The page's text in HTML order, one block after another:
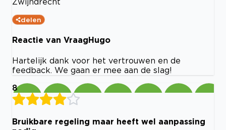
delen
Reactie van VraagHugo
Hartelijk dank voor het vertrouwen en de
feedback. We gaan er mee aan de slag!
8
Bruikbare regeling maar heeft wel aanpassing